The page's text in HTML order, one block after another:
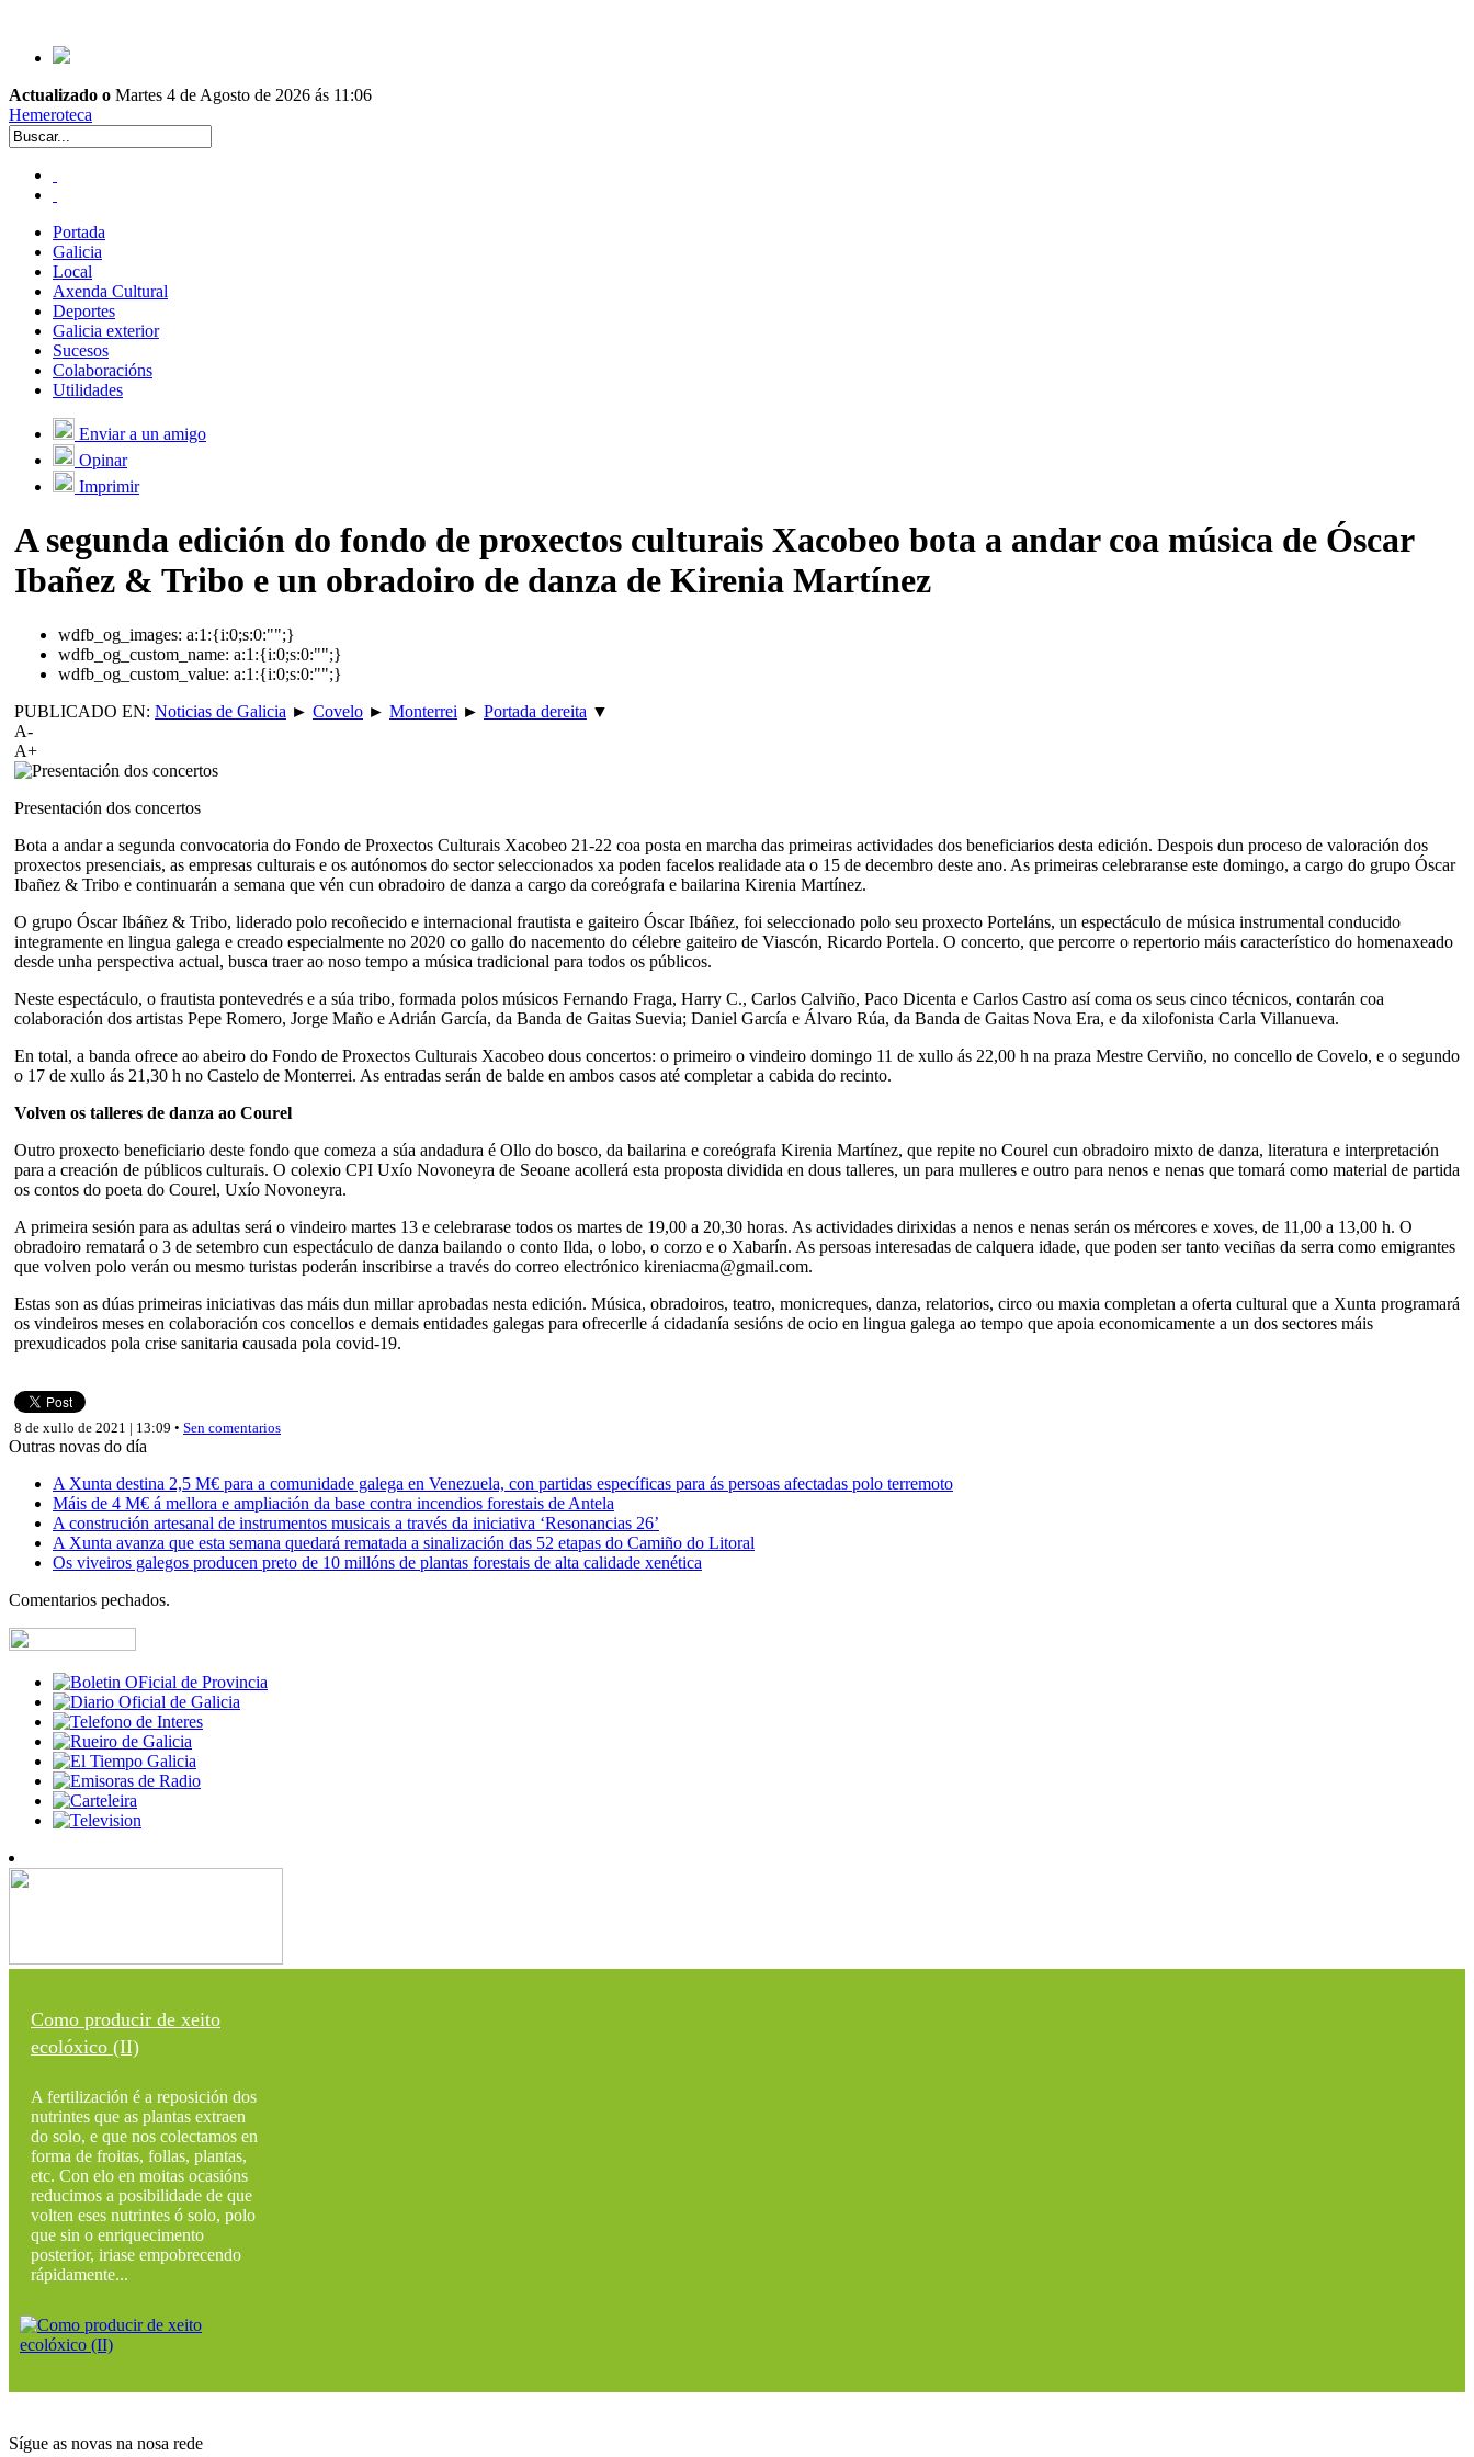
Actualizado o Martes 4 de Agosto de 2026 ás 11:06
Hemeroteca
Portada
Galicia
Local
Axenda Cultural
Deportes
Galicia exterior
Sucesos
Colaboracións
Utilidades
Enviar a un amigo
Opinar
Imprimir
A segunda edición do fondo de proxectos culturais Xacobeo bota a andar coa música de Óscar
Ibañez & Tribo e un obradoiro de danza de Kirenia Martínez
wdfb_og_images: a:1:{i:0;s:0:"";}
wdfb_og_custom_name: a:1:{i:0;s:0:"";}
wdfb_og_custom_value: a:1:{i:0;s:0:"";}
PUBLICADO EN: Noticias de Galicia ► Covelo ► Monterrei ► Portada dereita ▼
A-
A+
Presentación dos concertos
Bota a andar a segunda convocatoria do Fondo de Proxectos Culturais Xacobeo 21-22 coa posta en marcha das primeiras actividades dos beneficiarios desta edición. Despois dun proceso de valoración dos
proxectos presenciais, as empresas culturais e os autónomos do sector seleccionados xa poden facelos realidade ata o 15 de decembro deste ano. As primeiras celebraranse este domingo, a cargo do grupo Óscar
Ibañez & Tribo e continuarán a semana que vén cun obradoiro de danza a cargo da coreógrafa e bailarina Kirenia Martínez.
O grupo Óscar Ibáñez & Tribo, liderado polo recoñecido e internacional frautista e gaiteiro Óscar Ibáñez, foi seleccionado polo seu proxecto Porteláns, un espectáculo de música instrumental conducido
integramente en lingua galega e creado especialmente no 2020 co gallo do nacemento do célebre gaiteiro de Viascón, Ricardo Portela. O concerto, que percorre o repertorio máis característico do homenaxeado
desde unha perspectiva actual, busca traer ao noso tempo a música tradicional para todos os públicos.
Neste espectáculo, o frautista pontevedrés e a súa tribo, formada polos músicos Fernando Fraga, Harry C., Carlos Calviño, Paco Dicenta e Carlos Castro así coma os seus cinco técnicos, contarán coa
colaboración dos artistas Pepe Romero, Jorge Maño e Adrián García, da Banda de Gaitas Suevia; Daniel García e Álvaro Rúa, da Banda de Gaitas Nova Era, e da xilofonista Carla Villanueva.
En total, a banda ofrece ao abeiro do Fondo de Proxectos Culturais Xacobeo dous concertos: o primeiro o vindeiro domingo 11 de xullo ás 22,00 h na praza Mestre Cerviño, no concello de Covelo, e o segundo
o 17 de xullo ás 21,30 h no Castelo de Monterrei. As entradas serán de balde en ambos casos até completar a cabida do recinto.
Volven os talleres de danza ao Courel
Outro proxecto beneficiario deste fondo que comeza a súa andadura é Ollo do bosco, da bailarina e coreógrafa Kirenia Martínez, que repite no Courel cun obradoiro mixto de danza, literatura e interpretación
para a creación de públicos culturais. O colexio CPI Uxío Novoneyra de Seoane acollerá esta proposta dividida en dous talleres, un para mulleres e outro para nenos e nenas que tomará como material de partida
os contos do poeta do Courel, Uxío Novoneyra.
A primeira sesión para as adultas será o vindeiro martes 13 e celebrarase todos os martes de 19,00 a 20,30 horas. As actividades dirixidas a nenos e nenas serán os mércores e xoves, de 11,00 a 13,00 h. O
obradoiro rematará o 3 de setembro cun espectáculo de danza bailando o conto Ilda, o lobo, o corzo e o Xabarín. As persoas interesadas de calquera idade, que poden ser tanto veciñas da serra como emigrantes
que volven polo verán ou mesmo turistas poderán inscribirse a través do correo electrónico kireniacma@gmail.com.
Estas son as dúas primeiras iniciativas das máis dun millar aprobadas nesta edición. Música, obradoiros, teatro, monicreques, danza, relatorios, circo ou maxia completan a oferta cultural que a Xunta programará
os vindeiros meses en colaboración cos concellos e demais entidades galegas para ofrecerlle á cidadanía sesións de ocio en lingua galega ao tempo que apoia economicamente a un dos sectores máis
prexudicados pola crise sanitaria causada pola covid-19.
8 de xullo de 2021 | 13:09 • Sen comentarios
Outras novas do día
A Xunta destina 2,5 M€ para a comunidade galega en Venezuela, con partidas específicas para ás persoas afectadas polo terremoto
Máis de 4 M€ á mellora e ampliación da base contra incendios forestais de Antela
A construción artesanal de instrumentos musicais a través da iniciativa ‘Resonancias 26’
A Xunta avanza que esta semana quedará rematada a sinalización das 52 etapas do Camiño do Litoral
Os viveiros galegos producen preto de 10 millóns de plantas forestais de alta calidade xenética
Comentarios pechados.
Como producir de xeito
ecolóxico (II)
A fertilización é a reposición dos
nutrintes que as plantas extraen
do solo, e que nos colectamos en
forma de froitas, follas, plantas,
etc. Con elo en moitas ocasións
reducimos a posibilidade de que
volten eses nutrintes ó solo, polo
que sin o enriquecimento
posterior, iriase empobrecendo
rápidamente...
Sígue as novas na nosa rede